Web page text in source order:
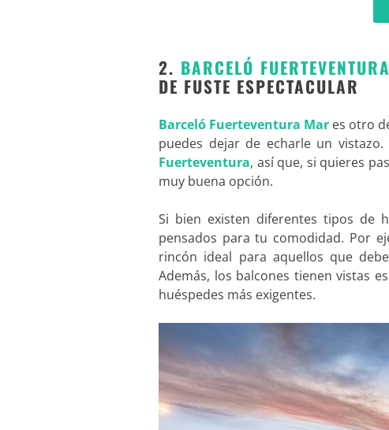
2. BARCELÓ
DE FUSTE ESPECTACULAR
Barceló Fuerteventura Mar es otro
puedes dejar de echarle un
Fuerteventura, así que, si quieres
muy buena opción.
Si bien existen diferentes tipos de
pensados para tu comodidad. Por
rincón ideal para aquellos que
Además, los balcones tienen vistas
huéspedes más exigentes.